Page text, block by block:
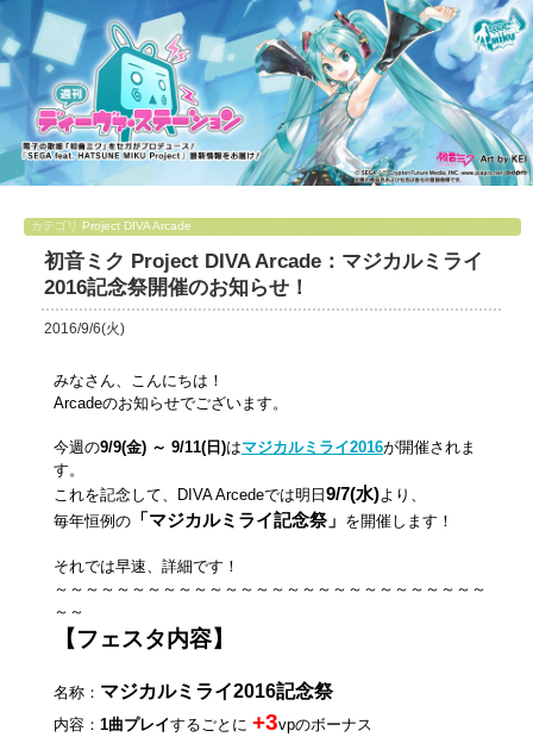
カテゴリ Project DIVA Arcade
初音ミク Project DIVA Arcade：マジカルミライ
2016記念祭開催のお知らせ！
2016/9/6(火)
みなさん、こんにちは！
Arcadeのお知らせでございます。
今週の9/9(金) ～ 9/11(日)はマジカルミライ2016が開催されま
す。
これを記念して、DIVA Arcedeでは明日 9/7(水)より、
毎年恒例の 「マジカルミライ記念祭」 を開催します！
それでは早速、詳細です！
～～～～～～～～～～～～～～～～～～～～～～～～～～～～
～～
【フェスタ内容】
名称： マジカルミライ2016記念祭
内容： 1曲プレイするごとに +3vpのボーナス